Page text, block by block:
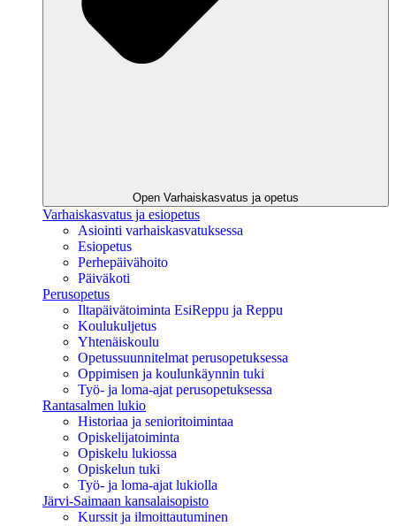
Open Varhaiskasvatus ja opetus
Varhaiskasvatus ja esiopetus
Asiointi varhaiskasvatuksessa
Esiopetus
Perhepäivähoito
Päiväkoti
Perusopetus
Iltapäivätoiminta EsiReppu ja Reppu
Koulukuljetus
Yhtenäiskoulu
Opetussuunnitelmat perusopetuksessa
Oppimisen ja koulunkäynnin tuki
Työ- ja loma-ajat perusopetuksessa
Rantasalmen lukio
Historiaa ja senioritoimintaa
Opiskelijatoiminta
Opiskelu lukiossa
Opiskelun tuki
Työ- ja loma-ajat lukiolla
Järvi-Saimaan kansalaisopisto
Kurssit ja ilmoittautuminen